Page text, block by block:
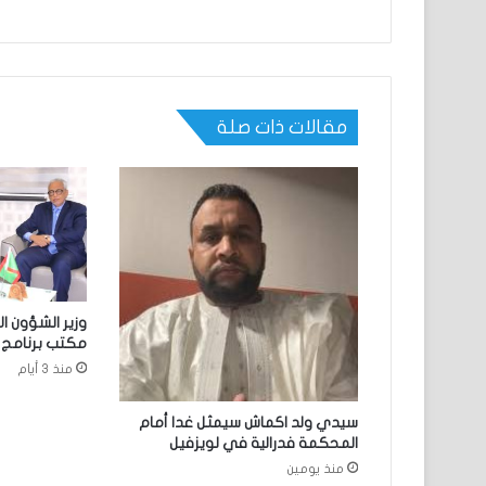
مقالات ذات صلة
سيدي ولد اكماش سيمثل غدا أمام
المحكمة فدرالية في لويزفيل
منذ يومين
وزير الشؤون
مكتب برنامج
منذ 3 أيام